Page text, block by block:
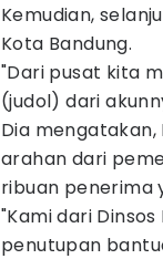
Kemudian,
Kota Bandung.
"Dari pusat kita
(judol) dari
Dia mengatakan,
arahan dari
ribuan penerima
"Kami dari
penutupan